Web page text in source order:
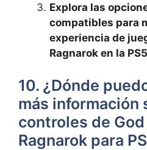
Explora las
compatibles para
experiencia de
Ragnarok en la
10. ¿Dónde
más información
controles de
Ragnarok para